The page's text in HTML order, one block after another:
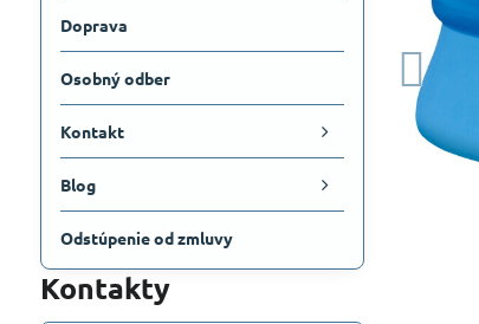
Doprava
Osobný odber
Kontakt
Blog
Odstúpenie od zmluvy
Kontakty